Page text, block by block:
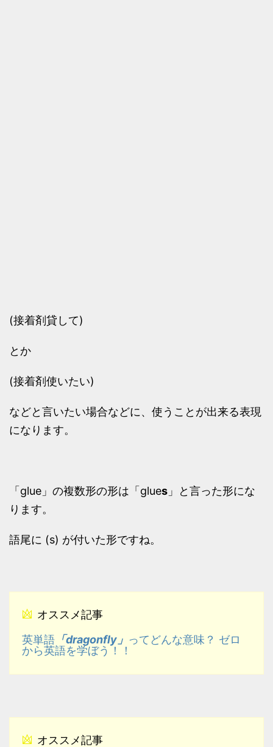
(接着剤貸して)
とか
(接着剤使いたい)
などと言いたい場合などに、使うことが出来る表現
になります。
「glue」の複数形の形は「glues 」と言った形にな
ります。
語尾に (s) が付いた形ですね。
オススメ記事
英単語 「dragonfly」
ってどんな意味？ ゼロ
から英語を学ぼう！！
オススメ記事